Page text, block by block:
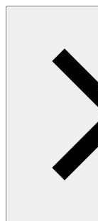
Inicio
Recursos
Guía para
Accede a más